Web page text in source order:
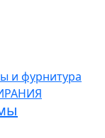
и фурнитура